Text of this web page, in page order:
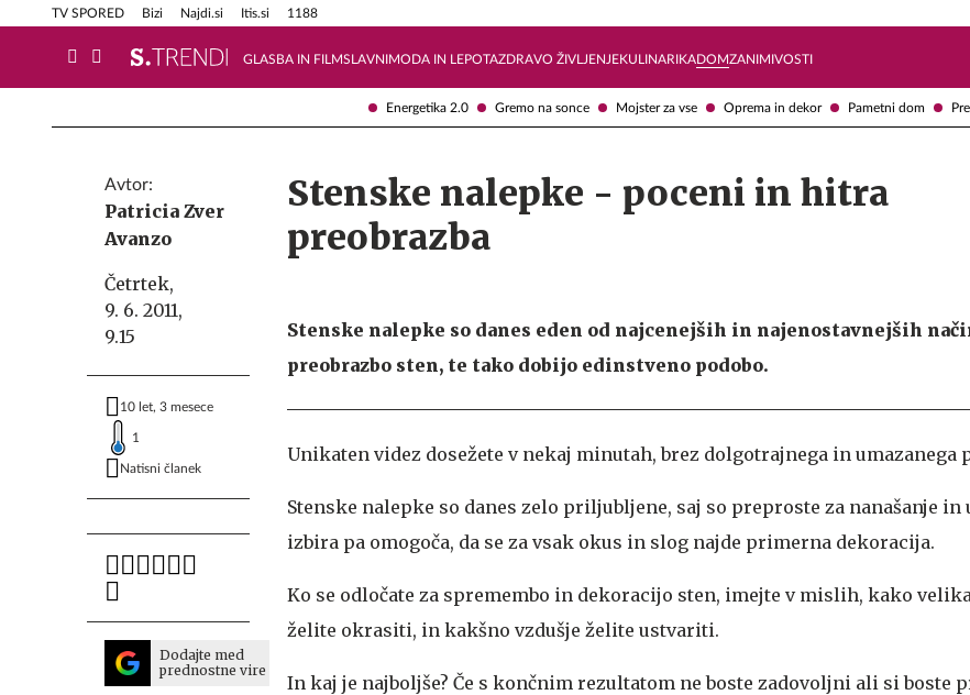
Energetika 2.0 Gremo na sonce Mojster za vse Oprema in dekor Pametni dom
TV SPORED Bizi Najdi.si Itis.si 1188
GLASBA IN FILMSLAVNIMODA IN LEPOTAZDRAVO ŽIVLJENJEKULINARIKADOMZANIMIVOSTI
Info in obvestila Tehnik
Avtor:
Patricia Zver
Avanzo
Četrtek,
9. 6. 2011,
9.15
10 let, 3 mesece
1
Natisni članek
Dodajte med
prednostne vire
Stenske nalepke - poceni in hitra
preobrazba
Stenske nalepke so danes eden od najcenejših in najenostavnejših
preobrazbo sten, te tako dobijo edinstveno podobo.
Unikaten videz dosežete v nekaj minutah, brez dolgotrajnega in umazanega
Stenske nalepke so danes zelo priljubljene, saj so preproste za nanašanje in
izbira pa omogoča, da se za vsak okus in slog najde primerna dekoracija.
Ko se odločate za spremembo in dekoracijo sten, imejte v mislih, kako
želite okrasiti, in kakšno vzdušje želite ustvariti.
In kaj je najboljše? Če s končnim rezultatom ne boste zadovoljni ali si boste